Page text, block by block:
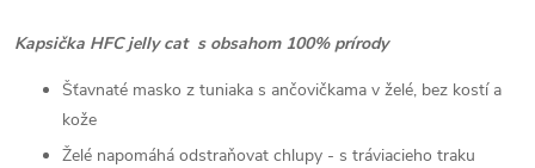
Kapsička HFC jelly cat s obsahom 100% prírody
Šťavnaté masko z tuniaka s ančovičkama v želé, bez kostí a
kože
Želé napomáhá odstraňovat chlupy - s tráviacieho traku